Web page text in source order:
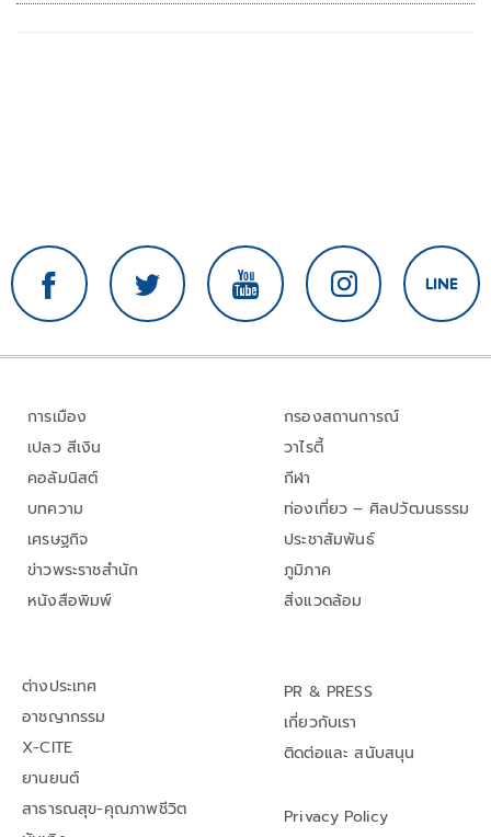
การเมือง
เปลว สีเงิน
คอลัมนิสต์
บทความ
เศรษฐกิจ
ข่าวพระราชสำนัก
หนังสือพิมพ์
กรองสถานการณ์
วาไรตี้
กีฬา
ท่องเที่ยว – ศิลปวัฒนธรรม
ประชาสัมพันธ์
ภูมิภาค
สิ่งแวดล้อม
ต่างประเทศ
อาชญากรรม
X-CITE
ยานยนต์
สาธารณสุข-คุณภาพชีวิต
PR & PRESS
เกี่ยวกับเรา
ติดต่อและ สนับสนุน
Privacy Policy